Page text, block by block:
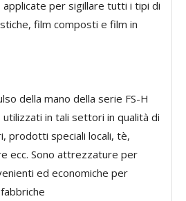
per sigillare tutti i tipi di
film composti e film in
della mano della serie FS-H
in tali settori in qualità di
prodotti speciali locali, tè,
ecc. Sono attrezzature per
ed economiche per